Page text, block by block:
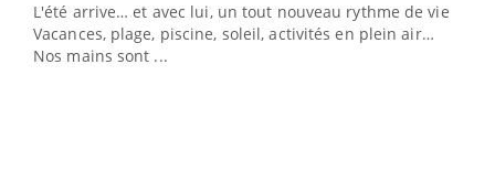
L'été arrive… et avec lui, un tout nouveau rythme de vie !
Vacances, plage, piscine, soleil, activités en plein air…
Nos mains sont ...